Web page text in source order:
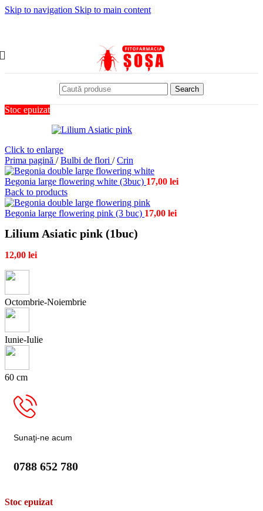
Skip to navigation Skip to main content
Search
Stoc epuizat
Click to enlarge
Prima pagină / Bulbi de flori / Crin
Begonia large flowering white (3buc) 17,00 lei
Back to products
Begonia large flowering pink (3 buc) 17,00 lei
Lilium Asiatic pink (1buc)
12,00 lei
Octombrie-Noiembrie
Iunie-Iulie
60 cm
Sunaţi-ne acum
0788 652 780
Stoc epuizat